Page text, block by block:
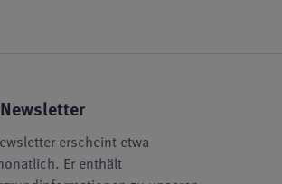
erscheint etwa
Er enthält